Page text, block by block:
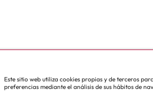
Este sitio web utiliza cookies propias y de terceros
preferencias mediante el análisis de sus hábitos de